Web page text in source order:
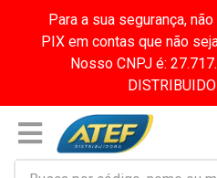
Para a sua segurança,
PIX em contas que não
Nosso CNPJ é: